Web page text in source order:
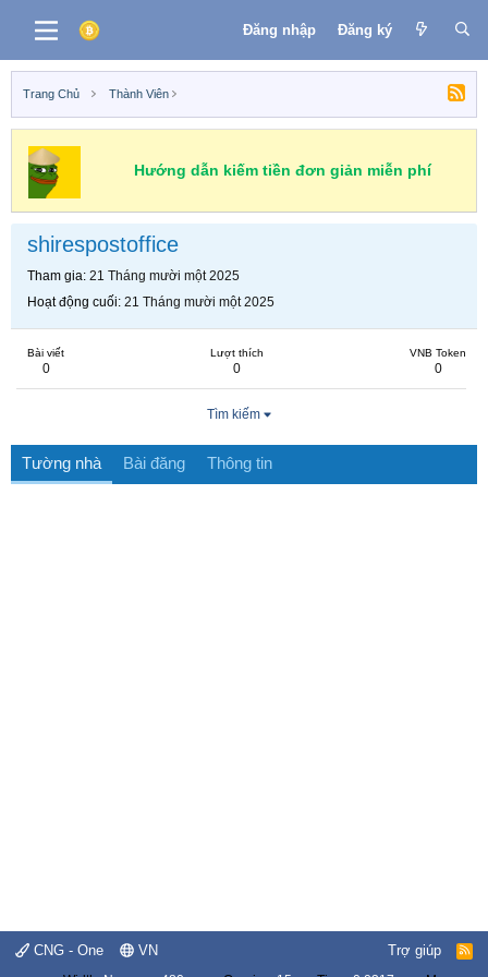
Đăng nhập Đăng ký
Trang Chủ Thành Viên
Hướng dẫn kiếm tiền đơn giản miễn phí
shirespostoffice
Tham gia 21 Tháng mười một 2025
Hoạt động cuối 21 Tháng mười một 2025
Bài viết
0
Lượt thích
0
VNB Token
0
Tìm kiếm
Tường nhà Bài đăng Thông tin
CNG - One VN Trợ giúp
R